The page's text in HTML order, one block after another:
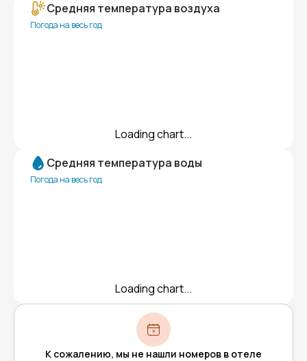
Средняя температура воздуха
Погода на весь год
Loading chart...
Средняя температура воды
Погода на весь год
Loading chart...
К сожалению, мы не нашли номеров в отеле